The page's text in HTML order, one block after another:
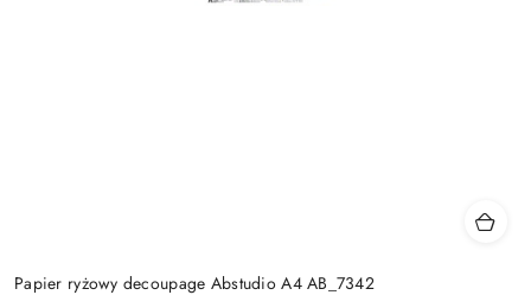
Papier ryżowy decoupage Abstudio A4 AB_7342